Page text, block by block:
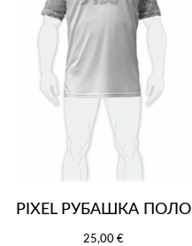
PIXEL РУБАШКА ПОЛО
25,00 €